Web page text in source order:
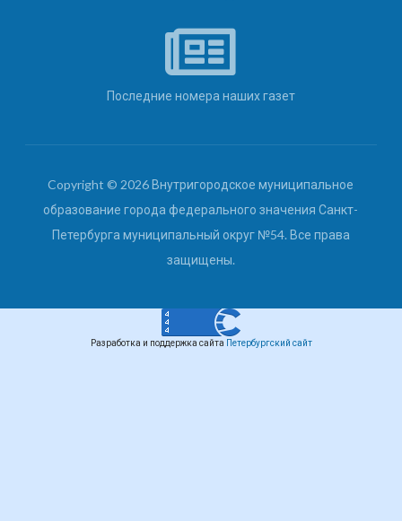
Последние номера наших газет
Copyright © 2026 Внутригородское муниципальное
образование города федерального значения Санкт-
Петербурга муниципальный округ №54. Все права
защищены.
Разработка и поддержка сайта Петербургский сайт